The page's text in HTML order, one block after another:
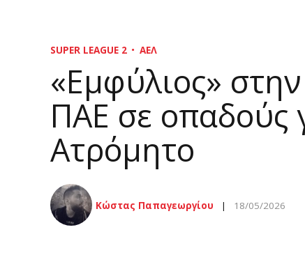
SUPER LEAGUE 2 ΑΕΛ
«Εμφύλιος»
ΠΑΕ σε οπαδούς
Ατρόμητο
Κώστας Παπαγεωργίου 18/05/2026